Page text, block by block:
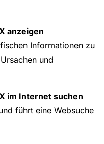
anzeigen
Informationen zu
und
im Internet suchen
führt eine Websuche